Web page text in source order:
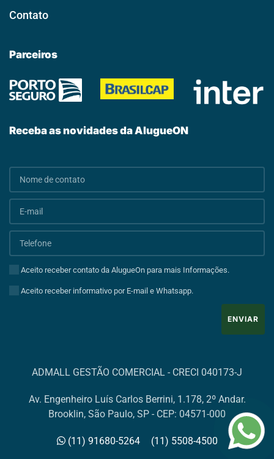
Contato
Parceiros
Receba as novidades da AlugueON
Aceito receber contato da AlugueOn para mais Informações.
Aceito receber informativo por E-mail e Whatsapp.
ENVIAR
ADMALL GESTÃO COMERCIAL - CRECI 040173-J
Av. Engenheiro Luís Carlos Berrini, 1.178, 2º Andar.
Brooklin, São Paulo, SP - CEP: 04571-000
(11) 91680-5264 (11) 5508-4500